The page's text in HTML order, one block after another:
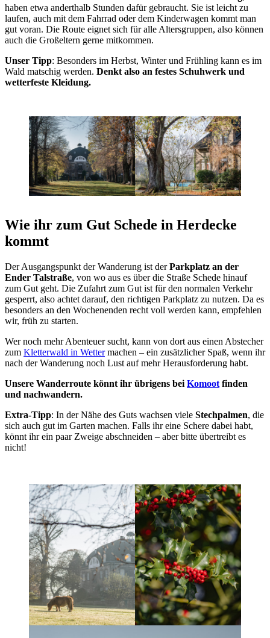
haben etwa anderthalb Stunden dafür gebraucht. Sie ist leicht zu
laufen, auch mit dem Fahrrad oder dem Kinderwagen kommt man
gut voran. Die Route eignet sich für alle Altersgruppen, also können
auch die Großeltern gerne mitkommen.
Unser Tipp: Besonders im Herbst, Winter und Frühling kann es im
Wald matschig werden. Denkt also an festes Schuhwerk und
wetterfeste Kleidung.
Wie ihr zum Gut Schede in Herdecke
kommt
Der Ausgangspunkt der Wanderung ist derParkplatz an der
Ender Talstraße, von wo aus es über die Straße Schede hinauf
zum Gut geht. Die Zufahrt zum Gut ist für den normalen Verkehr
gesperrt, also achtet darauf, den richtigen Parkplatz zu nutzen. Da es
besonders an den Wochenenden recht voll werden kann, empfehlen
wir, früh zu starten.
Wer noch mehr Abenteuer sucht, kann von dort aus einen Abstecher
zum Kletterwald in Wettermachen – ein zusätzlicher Spaß, wenn ihr
nach der Wanderung noch Lust auf mehr Herausforderung habt.
Unsere Wanderroute könnt ihr übrigens bei Komoot finden
und nachwandern.
Extra-Tipp: In der Nähe des Guts wachsen viele Stechpalmen, die
sich auch gut im Garten machen. Falls ihr eine Schere dabei habt,
könnt ihr ein paar Zweige abschneiden – aber bitte übertreibt es
nicht!